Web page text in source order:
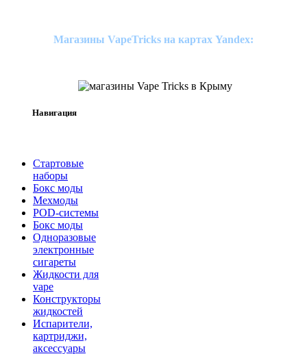
Магазины VapeTricks на картах Yandex:
Навигация
Стартовые
наборы
Бокс моды
Мехмоды
POD-системы
Бокс моды
Одноразовые
электронные
сигареты
Жидкости для
vape
Конструкторы
жидкостей
Испарители,
картриджи,
аксессуары